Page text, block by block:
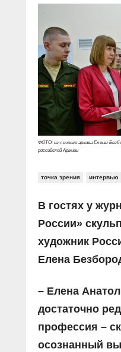
ФОТО: из личного архива Елены
российской Армиии
точка зрения интервью
В гостях у
России»
художник
Елена
– Елена
достаточно
профессия –
осознанный